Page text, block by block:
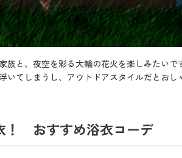
族と、夜空を彩る大輪の花火を楽しみたい
いてしまうし、アウトドアスタイルだとお
！ おすすめ浴衣コーデ